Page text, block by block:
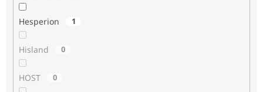
Hesperion 1
Hisland 0
HOST 0